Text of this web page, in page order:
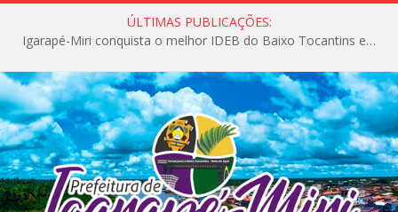
ÚLTIMAS PUBLICAÇÕES:
Igarapé-Miri conquista o melhor IDEB do Baixo Tocantins e avança na qualidade da educação pública